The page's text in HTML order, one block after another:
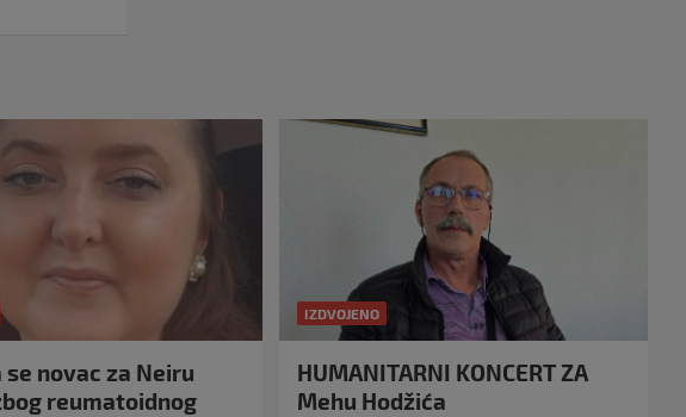
se novac za Neiru
reumatoidnog
IZDVOJENO
HUMANITARNI KONCERT ZA
Mehu Hodžića